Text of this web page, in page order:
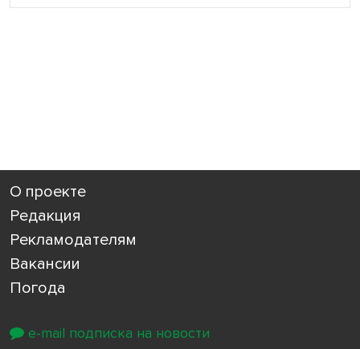
О проекте
Редакция
Рекламодателям
Вакансии
Погода
e-mail подписка на новости